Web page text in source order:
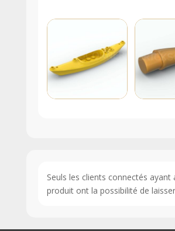
Seuls les clients connectés ayant
produit ont la possibilité de